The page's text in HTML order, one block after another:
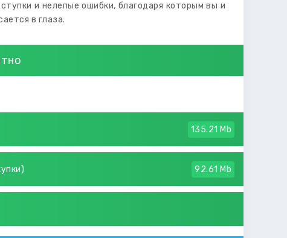
и нелепые ошибки, благодаря которым вы и
в глаза.
135.21 Mb
92.61 Mb